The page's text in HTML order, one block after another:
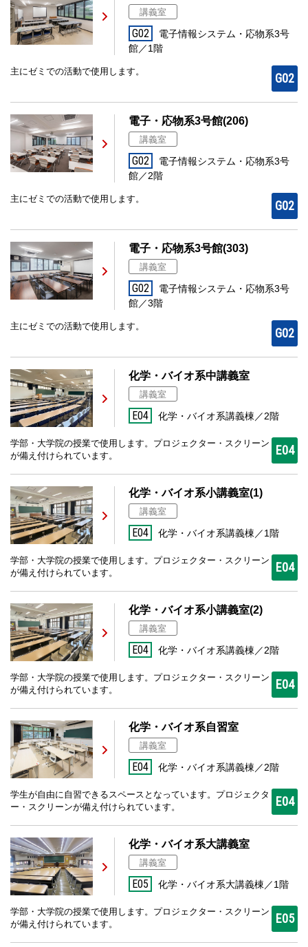
講義室
G02
電子情報システム・応物系3号
館／1階
主にゼミでの活動で使用します。 G02
電子・応物系3号館(206)
講義室
G02
電子情報システム・応物系3号
館／2階
主にゼミでの活動で使用します。 G02
電子・応物系3号館(303)
講義室
G02
電子情報システム・応物系3号
館／3階
主にゼミでの活動で使用します。 G02
化学・バイオ系中講義室
講義室
E04 化学・バイオ系講義棟／2階
学部・大学院の授業で使用します。プロジェクター・スクリーン
が備え付けられています。
E04
化学・バイオ系小講義室(1)
講義室
E04 化学・バイオ系講義棟／1階
学部・大学院の授業で使用します。プロジェクター・スクリーン
が備え付けられています。
E04
化学・バイオ系小講義室(2)
講義室
E04 化学・バイオ系講義棟／2階
学部・大学院の授業で使用します。プロジェクター・スクリーン
が備え付けられています。
E04
化学・バイオ系自習室
講義室
E04 化学・バイオ系講義棟／2階
学生が自由に自習できるスペースとなっています。プロジェクタ
ー・スクリーンが備え付けられています。
E04
化学・バイオ系大講義室
講義室
E05 化学・バイオ系大講義棟／1階
学部・大学院の授業で使用します。プロジェクター・スクリーン
が備え付けられています。
E05